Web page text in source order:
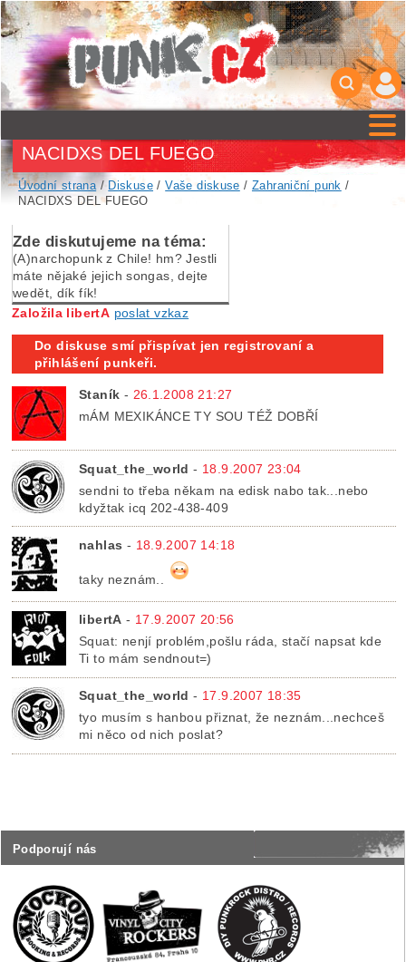
Podporují nás
NACIDXS DEL FUEGO
Úvodní strana/ Diskuse /Vaše diskuse / Zahraniční punk /
NACIDXS DEL FUEGO
Zde diskutujeme na téma:
(A)narchopunk z Chile! hm? Jestli
máte nějaké jejich songas, dejte
wedět, dík fík!
Založila libertA poslat vzkaz
Do diskuse smí přispívat jen registrovaní a
přihlášení punkeři.
Staník - 26.1.2008 21:27
mÁM MEXIKÁNCE TY SOU TÉŽ DOBŘÍ
Squat_the_world - 18.9.2007 23:04
sendni to třeba někam na edisk nabo tak...nebo
kdyžtak icq 202-438-409
nahlas - 18.9.2007 14:18
taky neznám..
libertA - 17.9.2007 20:56
Squat: nenjí problém,pošlu ráda, stačí napsat kde
Ti to mám sendnout=)
Squat_the_world - 17.9.2007 18:35
tyo musím s hanbou přiznat, že neznám...nechceš
mi něco od nich poslat?